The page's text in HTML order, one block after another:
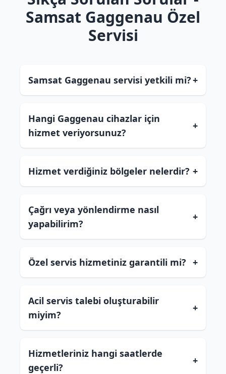
Samsat Gaggenau Özel
Servisi
Samsat Gaggenau servisi yetkili mi?+
Hangi Gaggenau cihazlar için
hizmet veriyorsunuz?
+
Hizmet verdiğiniz bölgeler nelerdir? +
Çağrı veya yönlendirme nasıl
yapabilirim?
+
Özel servis hizmetiniz garantili mi? +
Acil servis talebi oluşturabilir
miyim?
+
Hizmetleriniz hangi saatlerde
geçerli?
+